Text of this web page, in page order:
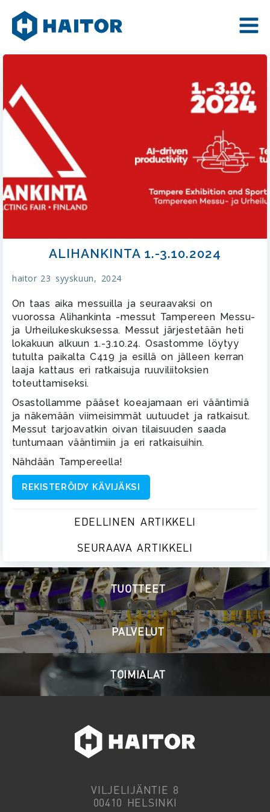
content
ALIHANKINTA 1.-3.10.2024
haitor 23 syyskuun, 2024
On taas aika messuilla ja seuraavaksi on
vuorossa Alihankinta -messut Tampereen Messu-
ja Urheilukeskuksessa. Messut järjestetään heti
lokakuun alkuun 1.-3.10.24. Osastomme löytyy
tutulta paikalta C419 ja esillä on jälleen kerran
laaja kattaus eri ratkaisuja ruuviliitoksien
toteuttamiseksi.
Osastollamme pääset koeajamaan eri vääntimiä
ja näkemään viimeisimmät uutuudet ja ratkaisut.
Messut tarjoavatkin oivan tilaisuuden saada
tuntumaan vääntimiin ja eri ratkaisuihin.
Nähdään Tampereella!
REKISTERÖIDY KÄVIJÄKSI
EDELLINEN ARTIKKELI
NAVIGATION
SEURAAVA ARTIKKELI
TUOTTEET
PALVELUT
TOIMIALAT
VILJELIJÄNTIE 8
00410 HELSINKI